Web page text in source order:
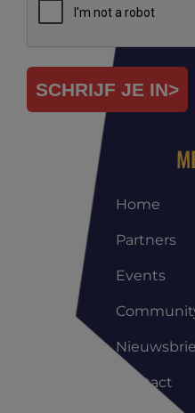
SCHRIJF JE IN>
Home
Partners
Events
Contact